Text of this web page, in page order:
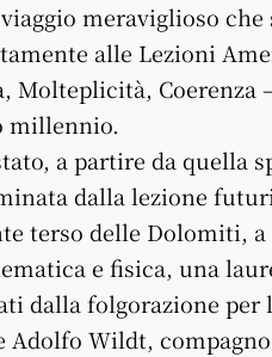
meraviglioso
alle Lezioni
Molteplicità, Coerenza
millennio.
a partire da quella
dalla lezione
terso delle Dolomiti,
e fisica, una
dalla folgorazione per
Adolfo Wildt,